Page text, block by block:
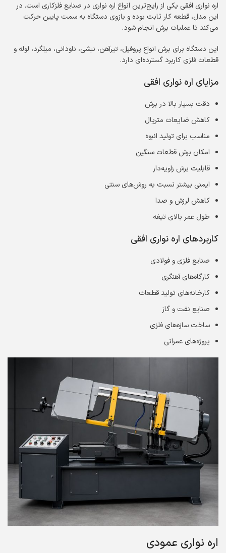
اره نواری افقی یکی از رایج‌ترین انواع اره نواری در صنایع فلزکاری است. در
این مدل، قطعه کار ثابت بوده و بازوی دستگاه به سمت پایین حرکت
می‌کند تا عملیات برش انجام شود.
این دستگاه برای برش انواع پروفیل، تیرآهن، نبشی، ناودانی، میلگرد، لوله و
قطعات فلزی کاربرد گسترده‌ای دارد.
مزایای اره نواری افقی
دقت بسیار بالا در برش
کاهش ضایعات متریال
مناسب برای تولید انبوه
امکان برش قطعات سنگین
قابلیت برش زاویه‌دار
ایمنی بیشتر نسبت به روش‌های سنتی
کاهش لرزش و صدا
طول عمر بالای تیغه
کاربردهای اره نواری افقی
صنایع فلزی و فولادی
کارگاه‌های آهنگری
کارخانه‌های تولید قطعات
صنایع نفت و گاز
ساخت سازه‌های فلزی
پروژه‌های عمرانی
اره نواری عمودی